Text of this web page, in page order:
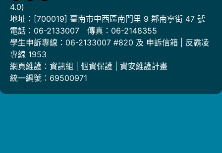
4.0)
地址： [700019] 臺南市中西區南門里 9 鄰南寧街 47 號
電話：06-2133007 傳真：06-2148355
學生申訴專線：06-2133007 #820 及 申訴信箱 | 反霸凌
專線 1953
網頁維護： 資訊組 個資保護
資安維護計畫
統一編號：69500971